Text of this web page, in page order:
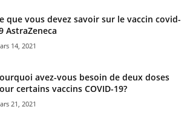
que vous devez savoir sur le vaccin covid-
AstraZeneca
14, 2021
avez-vous besoin de deux doses
certains vaccins COVID-19?
21, 2021